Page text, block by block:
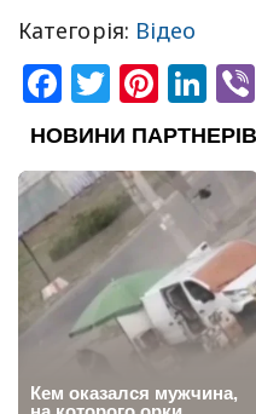
Категорія: Відео
Facebook
Twitter